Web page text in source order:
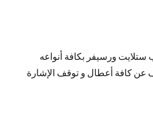
ورسيفر بكافة أنواعه
عن كافة أعطال و توقف الإشارة